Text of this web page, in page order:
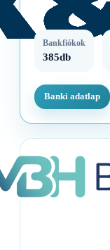
Bankfiókok
385db
Banki adatlap